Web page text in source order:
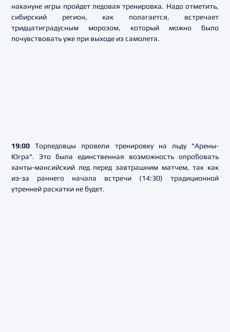
накануне игры пройдет ледовая тренировка. Надо отметить,
сибирский регион, как полагается, встречает
тридцатиградусным морозом, который можно было
почувствовать уже при выходе из самолета.
19:00 Торпедовцы провели тренировку на льду "Арены-
Югра". Это была единственная возможность опробовать
ханты-мансийский лед перед завтрашним матчем, так как
из-за раннего начала встречи (14:30) традиционной
утренней раскатки не будет.